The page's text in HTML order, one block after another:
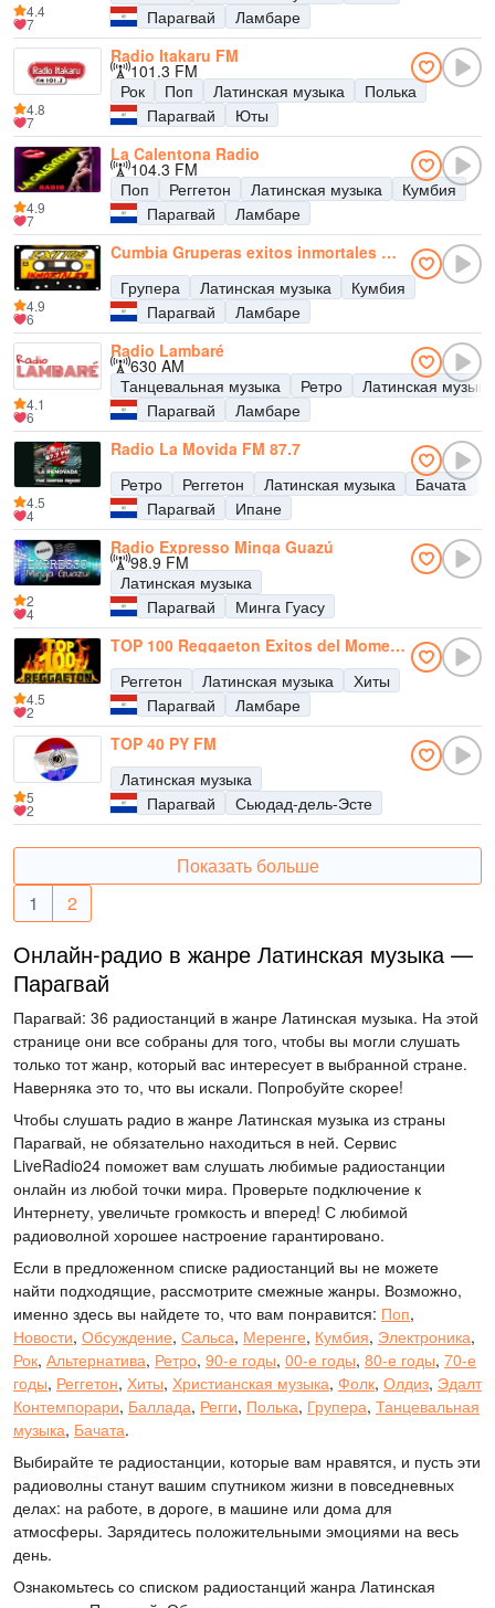
Парагвай
Ламбаре
4.4
7
Radio Itakaru FM
101.3 FM
Рок
Поп Латинская музыка
Полька
Парагвай
Юты
4.8
7
La Calentona Radio
104.3 FM
Поп
Реггетон Латинская музыка
Кумбия
Парагвай
Ламбаре
4.9
7
Cumbia Gruperas exitos inmortales Radio
Групера
Латинская музыка
Кумбия
Парагвай
Ламбаре
4.9
6
Radio Lambaré
630 AM
Танцевальная музыка
Ретро
Латинская музыка
Парагвай
Ламбаре
4.1
6
Radio La Movida FM 87.7
Ретро
Реггетон Латинская музыка Бачата
Парагвай
Ипане
4.5
4
Radio Expresso Minga Guazú
98.9 FM
Латинская музыка
Парагвай
Минга Гуасу
2
4
TOP 100 Reggaeton Exitos del Momento Radio
Реггетон
Латинская музыка
Хиты
Парагвай
Ламбаре
4.5
2
TOP 40 PY FM
Латинская музыка
Парагвай
Сьюдад-дель-Эсте
5
2
Показать больше
1
2
Онлайн-радио в жанре Латинская музыка —
Парагвай
Парагвай: 36 радиостанций в жанре Латинская музыка. На этой
странице они все собраны для того, чтобы вы могли слушать
только тот жанр, который вас интересует в выбранной стране.
Наверняка это то, что вы искали. Попробуйте скорее!
Чтобы слушать радио в жанре Латинская музыка из страны
Парагвай, не обязательно находиться в ней. Сервис
LiveRadio24 поможет вам слушать любимые радиостанции
онлайн из любой точки мира. Проверьте подключение к
Интернету, увеличьте громкость и вперед! С любимой
радиоволной хорошее настроение гарантировано.
Если в предложенном списке радиостанций вы не можете
найти подходящие, рассмотрите смежные жанры. Возможно,
именно здесь вы найдете то, что вам понравится: Поп,
Новости, Обсуждение, Сальса, Меренге, Кумбия, Электроника,
Рок, Альтернатива, Ретро, 90-е годы, 00-е годы, 80-е годы, 70-е
годы, Реггетон, Хиты, Христианская музыка, Фолк, Олдиз, Эдалт
Контемпорари, Баллада, Регги, Полька, Групера, Танцевальная
музыка, Бачата.
Выбирайте те радиостанции, которые вам нравятся, и пусть эти
радиоволны станут вашим спутником жизни в повседневных
делах: на работе, в дороге, в машине или дома для
атмосферы. Зарядитесь положительными эмоциями на весь
день.
Ознакомьтесь со списком радиостанций жанра Латинская